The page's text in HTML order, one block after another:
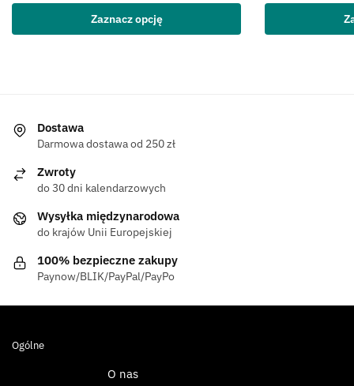
Zaznacz opcję
Dostawa
Darmowa dostawa od 250 zł
Zwroty
do 30 dni kalendarzowych
Wysyłka międzynarodowa
do krajów Unii Europejskiej
100% bezpieczne zakupy
Paynow/BLIK/PayPal/PayPo
Ogólne
O nas